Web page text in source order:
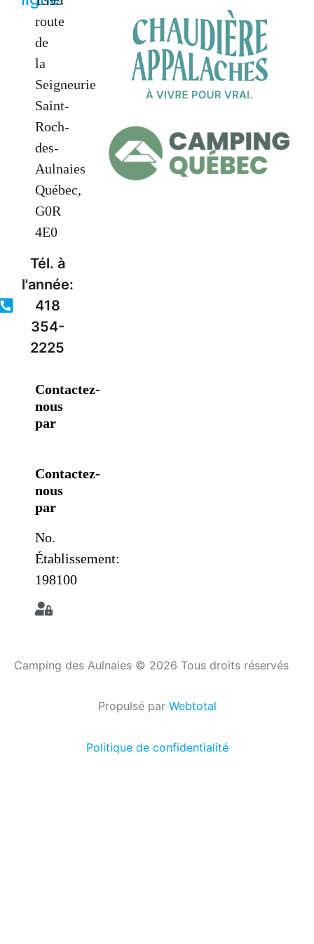
route
de
la
Seigneurie
Saint-
Roch-
des-
Aulnaies
Québec,
G0R
4E0
Tél. à
l'année:
418
354-
2225
Contactez-
nous
par
Contactez-
nous
par
No.
Établissement:
198100
Camping des Aulnaies © 2026 Tous droits réservés
Propulsé par Webtotal
Politique de confidentialité